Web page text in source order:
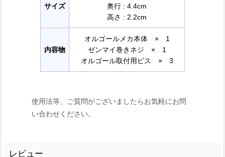
サイズ
奥行 : 4.4cm
高さ : 2.2cm
内容物
オルゴールメカ本体 × 1
ゼンマイ巻きネジ × 1
オルゴール取付用ビス × 3
使用法等、ご質問がございましたらお気軽にお問
い合わせください。
レビュー